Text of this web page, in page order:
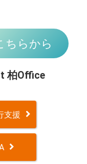
ちらから
柏Office
支援